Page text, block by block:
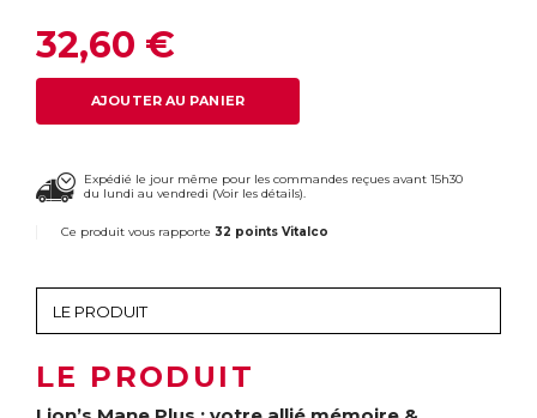
32,60 €
AJOUTER AU PANIER
Expédié le jour même pour les commandes reçues avant 15h30
du lundi au vendredi (Voir les détails).
Ce produit vous rapporte 32 points Vitalco
LE PRODUIT